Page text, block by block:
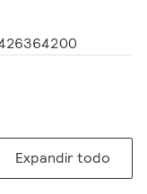
Expandir todo